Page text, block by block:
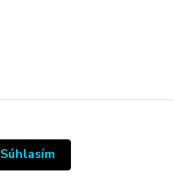
Súhlasím